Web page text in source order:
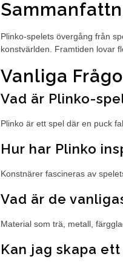
Plinko-spelets övergång från
konstvärlden. Framtiden lovar
Vanliga
Vad är Plinko-
Plinko är ett spel där en puck
Hur har Plinko
Konstnärer fascineras av
Vad är de
Material som trä, metall,
Kan jag skapa